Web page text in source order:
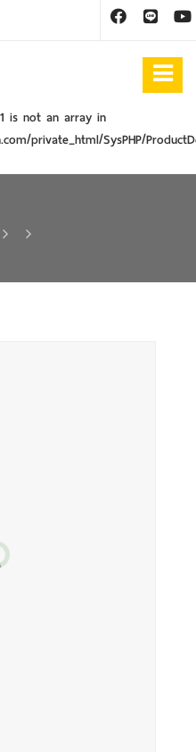
is not an array in
private_html/SysPHP/